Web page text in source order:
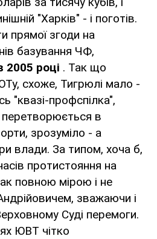
"Харків" - і поготів.
прямої згоди на
базування ЧФ,
2005 році . Так що
схоже, Тигрюлі мало -
"квазі-профспілка",
в
зрозуміло - а
влади. За типом, хоча б,
протистояння на
повною мірою і не
зважаючи і
Суді перемоги.
ЮВТ чітко